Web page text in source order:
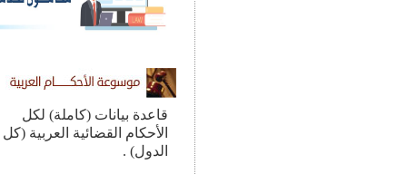
قاعدة بيانات (كاملة) لكل
الأحكام القضائية العربية (كل
الدول) .